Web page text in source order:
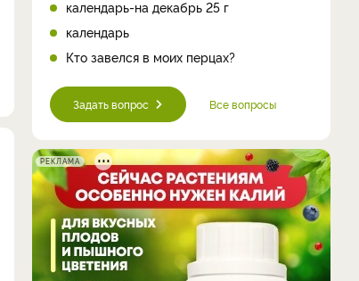
календарь-на декабрь 25 г
календарь
Кто завелся в моих перцах?
Задать вопрос Все вопросы
РЕКЛАМА